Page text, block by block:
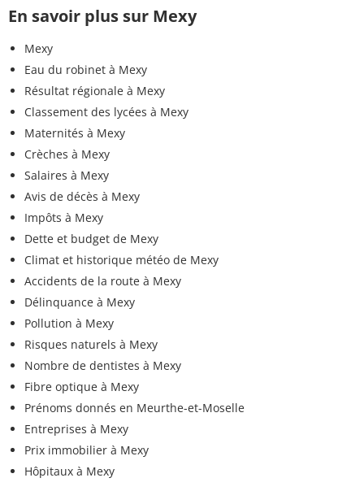
En savoir plus sur Mexy
Mexy
Eau du robinet à Mexy
Résultat régionale à Mexy
Classement des lycées à Mexy
Maternités à Mexy
Crèches à Mexy
Salaires à Mexy
Avis de décès à Mexy
Impôts à Mexy
Dette et budget de Mexy
Climat et historique météo de Mexy
Accidents de la route à Mexy
Délinquance à Mexy
Pollution à Mexy
Risques naturels à Mexy
Nombre de dentistes à Mexy
Fibre optique à Mexy
Prénoms donnés en Meurthe-et-Moselle
Entreprises à Mexy
Prix immobilier à Mexy
Hôpitaux à Mexy